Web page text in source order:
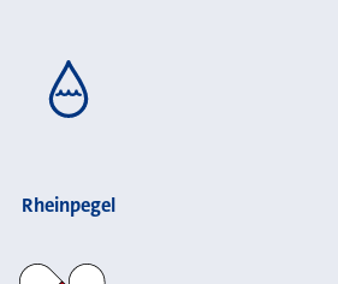
Rheinpegel